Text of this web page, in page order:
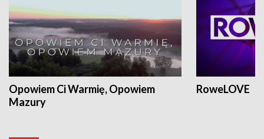
Opowiem Ci Warmię, Opowiem
Mazury
RoweLOVE